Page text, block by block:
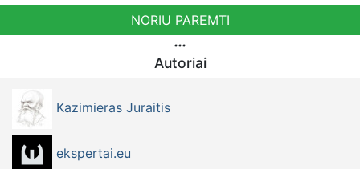
NORIU PAREMTI
Autoriai
Kazimieras Juraitis
ekspertai.eu